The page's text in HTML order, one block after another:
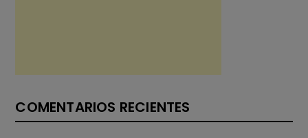
COMENTARIOS RECIENTES